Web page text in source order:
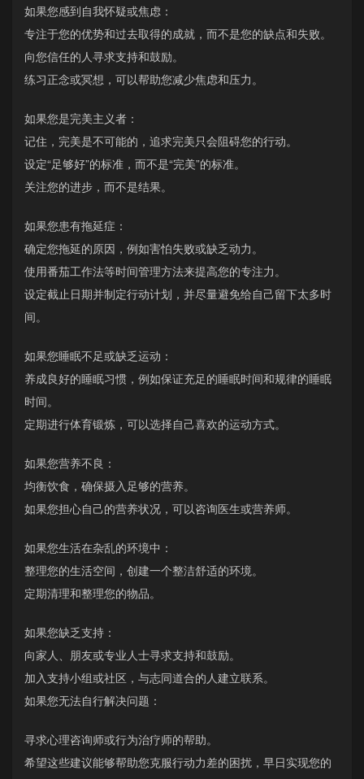
如果您感到自我怀疑或焦虑：
专注于您的优势和过去取得的成就，而不是您的缺点和失败。
向您信任的人寻求支持和鼓励。
练习正念或冥想，可以帮助您减少焦虑和压力。
如果您是完美主义者：
记住，完美是不可能的，追求完美只会阻碍您的行动。
设定“足够好”的标准，而不是“完美”的标准。
关注您的进步，而不是结果。
如果您患有拖延症：
确定您拖延的原因，例如害怕失败或缺乏动力。
使用番茄工作法等时间管理方法来提高您的专注力。
设定截止日期并制定行动计划，并尽量避免给自己留下太多时
间。
如果您睡眠不足或缺乏运动：
养成良好的睡眠习惯，例如保证充足的睡眠时间和规律的睡眠
时间。
定期进行体育锻炼，可以选择自己喜欢的运动方式。
如果您营养不良：
均衡饮食，确保摄入足够的营养。
如果您担心自己的营养状况，可以咨询医生或营养师。
如果您生活在杂乱的环境中：
整理您的生活空间，创建一个整洁舒适的环境。
定期清理和整理您的物品。
如果您缺乏支持：
向家人、朋友或专业人士寻求支持和鼓励。
加入支持小组或社区，与志同道合的人建立联系。
如果您无法自行解决问题：
寻求心理咨询师或行为治疗师的帮助。
希望这些建议能够帮助您克服行动力差的困扰，早日实现您的